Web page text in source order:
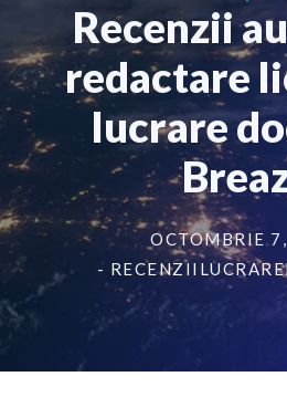
Recenzii
redactare
lucrare
OCTOMBRIE
-